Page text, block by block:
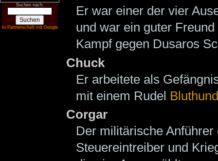
Suchen nach:
In Partnerschaft mit Google
Er war einer der vier
und war ein guter
Kampf gegen Dusaros
Chuck
Er arbeitete als
mit einem Rudel
Corgar
Der militärische
Steuereintreiber und